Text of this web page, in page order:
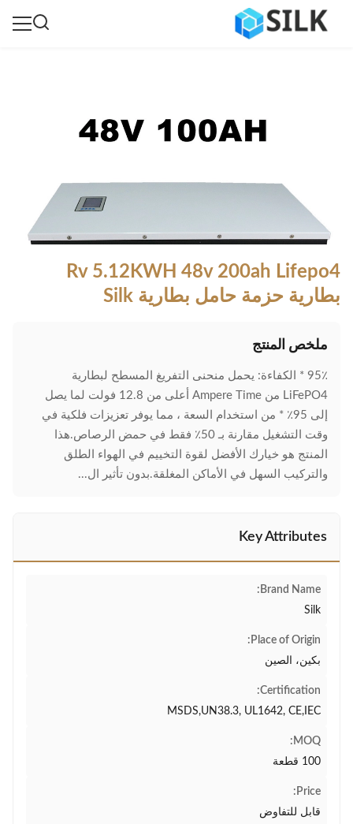
Rv 5.12KWH 48v 200ah Lifepo4
بطارية حزمة حامل بطارية Silk
ملخص المنتج
95٪ * الكفاءة: يحمل منحنى التفريغ المسطح لبطارية
LiFePO4 من Ampere Time أعلى من 12.8 فولت لما يصل
إلى 95٪ * من استخدام السعة ، مما يوفر تعزيزات فلكية في
وقت التشغيل مقارنة بـ 50٪ فقط في حمض الرصاص.هذا
المنتج هو خيارك الأفضل لقوة التخييم في الهواء الطلق
والتركيب السهل في الأماكن المغلقة.بدون تأثير ال...
Key Attributes
Brand Name:
Silk
Place of Origin:
بكين، الصين
Certification:
MSDS,UN38.3, UL1642, CE,IEC
MOQ:
100 قطعة
Price:
قابل للتفاوض